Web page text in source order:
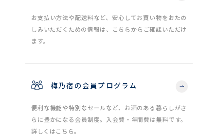
お支払い方法や配送料など、安心してお買い物をおたの
しみいただくための情報は、こちらからご確認いただけ
ます。
梅乃宿の会員プログラム
便利な機能や特別なセールなど、お酒のある暮らしがさ
らに豊かになる会員制度。入会費・年間費は無料です。
詳しくはこちら。